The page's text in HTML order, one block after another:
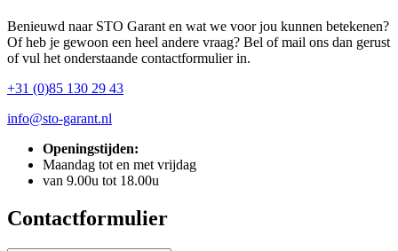
Benieuwd naar STO Garant en wat we voor jou kunnen betekenen?
Of heb je gewoon een heel andere vraag? Bel of mail ons dan gerust
of vul het onderstaande contactformulier in.
+31 (0)85 130 29 43
info@sto-garant.nl
Openingstijden:
Maandag tot en met vrijdag
van 9.00u tot 18.00u
Contactformulier